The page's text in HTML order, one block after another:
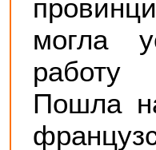
могла
работу
Пошла